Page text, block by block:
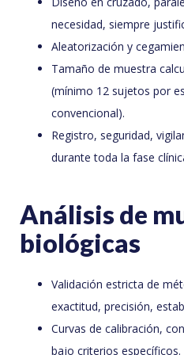
necesidad, siempre
Aleatorización y
Tamaño de muestra
(mínimo 12 sujetos por
convencional).
Registro, seguridad,
durante toda la fase
Análisis de
biológicas
Validación estricta de
exactitud, precisión,
Curvas de calibración,
bajo criterios específicos.